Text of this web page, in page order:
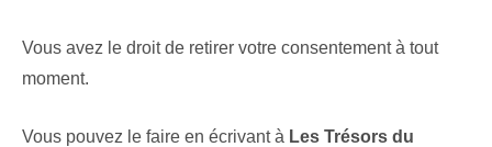
Vous avez le droit de retirer votre consentement à tout
moment.
Vous pouvez le faire en écrivant à Les Trésors du